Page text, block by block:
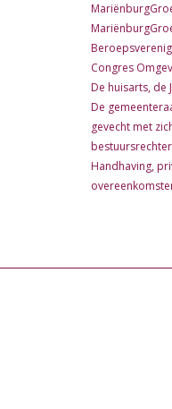
Congres
De huisarts, de
De
gevecht met
Handhaving,